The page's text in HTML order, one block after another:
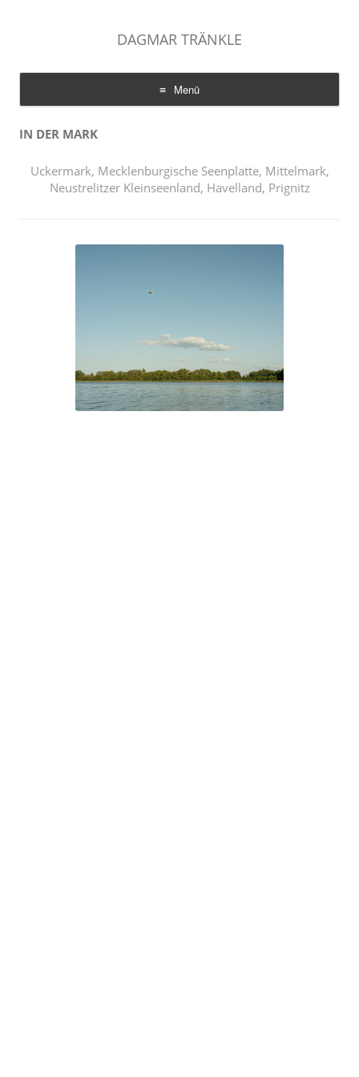
DAGMAR TRÄNKLE
Menü
Zum
springen
IN DER MARK
Uckermark, Mecklenburgische Seenplatte, Mittelmark,
Neustrelitzer Kleinseenland, Havelland, Prignitz